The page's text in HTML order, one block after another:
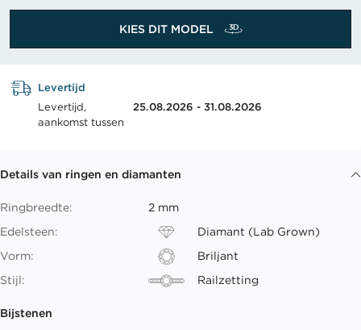
KIES DIT MODEL
Levertijd
Levertijd,
aankomst tussen
25.08.2026 - 31.08.2026
Details van ringen en diamanten
Ringbreedte:
2 mm
Edelsteen:
Diamant (Lab Grown)
Vorm:
Briljant
Stijl:
Railzetting
Bijstenen